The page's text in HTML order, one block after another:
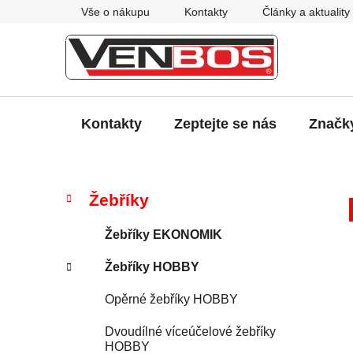
Vše o nákupu Kontakty Články a aktuality
Kontakty Zeptejte se nás
P
r
Přeskočit
kategorie
K
a
g
o
Žebříky
Žebříky EKONOMIK
Žebříky HOBBY
Opěrné žebříky HOBBY
Dvoudílné víceúčelové žebříky
HOBBY